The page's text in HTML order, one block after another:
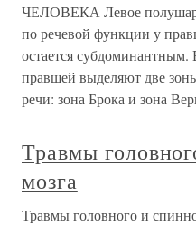
ЧЕЛОВЕКА Левое
по речевой функции у
остается
правшей выделяют две
речи: зона Брока и зона
Травмы
мозга
Травмы головного и